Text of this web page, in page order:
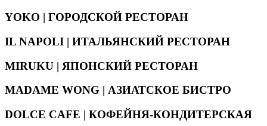
YOKO | ГОРОДСКОЙ РЕСТОРАН
IL NAPOLI | ИТАЛЬЯНСКИЙ РЕСТОРАН
MIRUKU | ЯПОНСКИЙ РЕСТОРАН
MADAME WONG | АЗИАТСКОЕ БИСТРО
DOLCE CAFE | КОФЕЙНЯ-КОНДИТЕРСКАЯ